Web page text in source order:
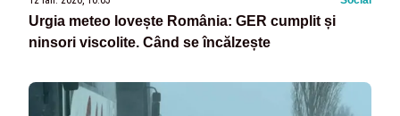
Urgia meteo lovește România: GER cumplit și
ninsori viscolite. Când se încălzește